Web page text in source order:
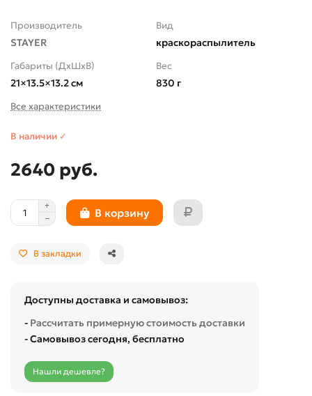
Производитель
STAYER
Вид
краскораспылитель
Габариты (ДхШхВ)
21×13.5×13.2 см
Вес
830 г
Все характеристики
В наличии ✓
2640 руб.
В корзину
В закладки
Доступны доставка и самовывоз:
- Рассчитать примерную стоимость доставки
- Самовывоз сегодня, бесплатно
Нашли дешевле?